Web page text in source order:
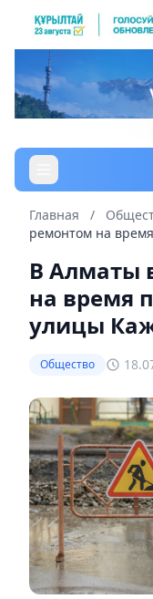
Главная /
ремонтом на
В Алматы
на время
улицы
Общество